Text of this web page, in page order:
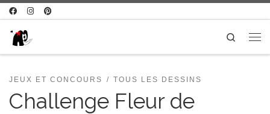
Passer au contenu
Search
JEUX ET CONCOURS TOUS LES DESSINS
Challenge Fleur de